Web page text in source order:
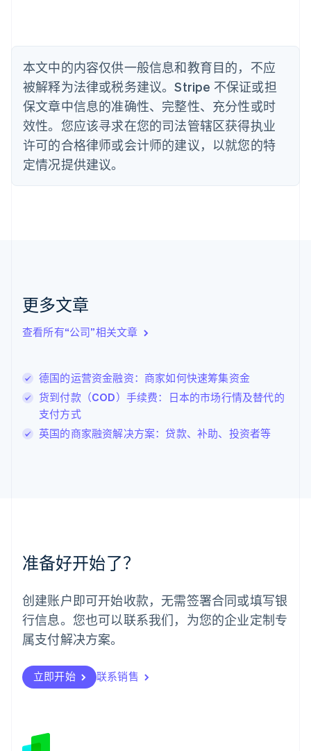
本文中的内容仅供一般信息和教育目的，不应
被解释为法律或税务建议。Stripe 不保证或担
保文章中信息的准确性、完整性、充分性或时
效性。您应该寻求在您的司法管辖区获得执业
许可的合格律师或会计师的建议，以就您的特
定情况提供建议。
更多文章
查看所有“公司”相关文章
德国的运营资金融资：商家如何快速筹集资金
货到付款（COD）手续费：日本的市场行情及替代的
支付方式
英国的商家融资解决方案：贷款、补助、投资者等
准备好开始了？
创建账户即可开始收款，无需签署合同或填写银
行信息。您也可以联系我们，为您的企业定制专
属支付解决方案。
立即开始 联系销售
English
丹麦
English
德国
DeutschEnglish
法国
FrançaisEnglish
芬兰
EnglishSvenska
English Italiano
拉脱维亚
立陶宛
DeutschEnglish
卢森堡
FrançaisDeutsch English
罗马尼亚
English
挪威
葡萄牙
Português English
日本
日本語English
瑞典
瑞士
DeutschFrançais
斯洛伐克